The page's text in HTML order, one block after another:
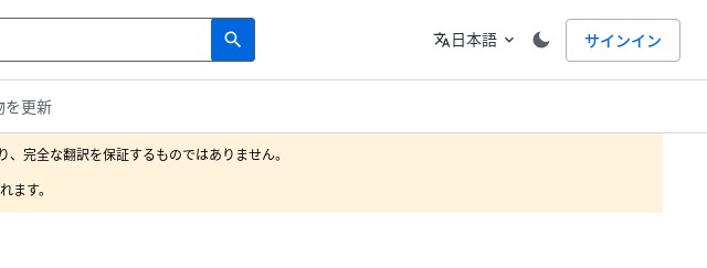
search
Search 言語
translate日本語 expand_more サインイン
を更新
完全な翻訳を保証するものではありません。
ます。